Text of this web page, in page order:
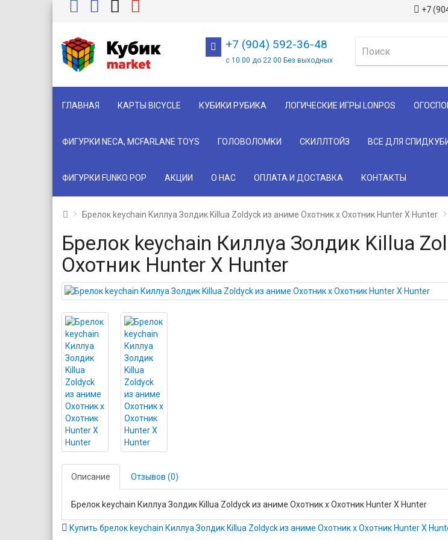
+7
+7 (904) 592-36-48
с 10 00 до 22 00 Без выходных
ГЛАВНАЯ КАРТЫ BICYCLE КУБИКИ РУБИКА ЛОГИЧЕСКИЕ ИГРЫ LONPOS
ФИГУРКИ NECA, MCFARLANE TOYS ГОЛОВОЛОМКИ СКИЛЛТОЙЗ ВСЕ ДЛЯ
ФИГУРКИ FUNKO POP АКЦИИ О НАС ОПЛАТА И ДОСТАВКА КОНТАКТЫ
Брелок keychain Киллуа Золдик Killua Zoldyck из аниме Охотник х Охотник Hunter X Hunter
Брелок keychain Киллуа Золдик Killua
Охотник Hunter X Hunter
Описание Отзывов (0)
Брелок keychain Киллуа Золдик Killua Zoldyck из аниме Охотник х Охотник Hunter X Hunter
Купить брелок keychain Киллуа Золдик Killua Zoldyck из аниме Охотник х Охотник Hunter X